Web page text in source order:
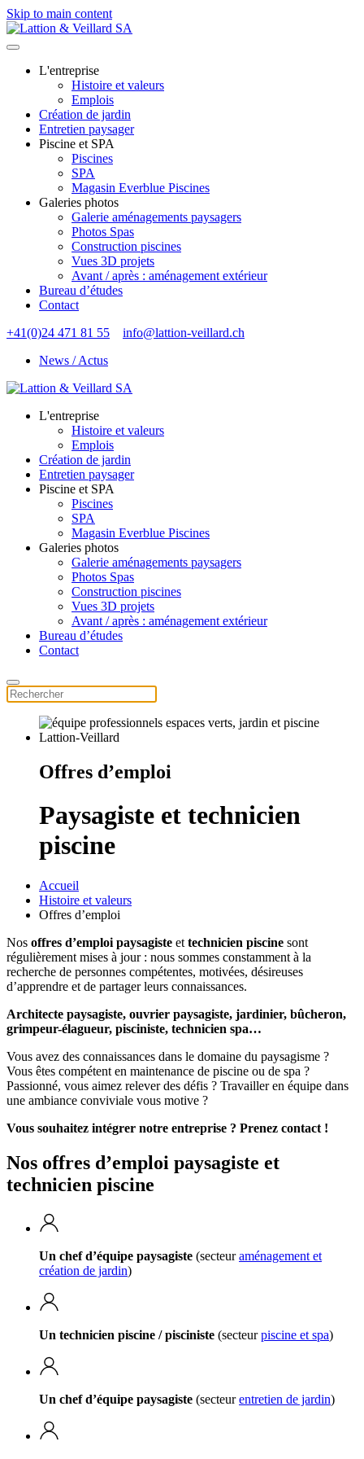
Skip to main content
L'entreprise
Histoire et valeurs
Emplois
Création de jardin
Entretien paysager
Piscine et SPA
Piscines
SPA
Magasin Everblue Piscines
Galeries photos
Galerie aménagements paysagers
Photos Spas
Construction piscines
Vues 3D projets
Avant / après : aménagement extérieur
Bureau d’études
Contact
+41(0)24 471 81 55
info@lattion-veillard.ch
News / Actus
L'entreprise
Histoire et valeurs
Emplois
Création de jardin
Entretien paysager
Piscine et SPA
Piscines
SPA
Magasin Everblue Piscines
Galeries photos
Galerie aménagements paysagers
Photos Spas
Construction piscines
Vues 3D projets
Avant / après : aménagement extérieur
Bureau d’études
Contact
Offres d’emploi
Paysagiste et technicien
piscine
Accueil
Histoire et valeurs
Offres d’emploi
Nos offres d’emploi paysagiste et technicien piscine sont
régulièrement mises à jour : nous sommes constamment à la
recherche de personnes compétentes, motivées, désireuses
d’apprendre et de partager leurs connaissances.
Architecte paysagiste, ouvrier paysagiste, jardinier, bûcheron,
grimpeur-élagueur, pisciniste, technicien spa…
Vous avez des connaissances dans le domaine du paysagisme ?
Vous êtes compétent en maintenance de piscine ou de spa ?
Passionné, vous aimez relever des défis ? Travailler en équipe dans
une ambiance conviviale vous motive ?
Vous souhaitez intégrer notre entreprise ? Prenez contact !
Nos offres d’emploi paysagiste et
technicien piscine
Un chef d’équipe paysagiste (secteur aménagement et
création de jardin)
Un technicien piscine / pisciniste (secteur piscine et spa)
Un chef d’équipe paysagiste (secteur entretien de jardin)